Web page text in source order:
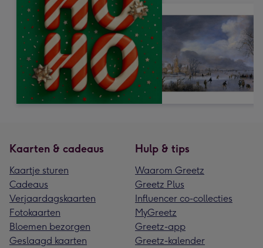
Kaarten & cadeaus
Kaartje sturen
Cadeaus
Verjaardagskaarten
Fotokaarten
Bloemen bezorgen
Geslaagd kaarten
Hulp & tips
Waarom Greetz
Greetz Plus
Influencer co-collecties
MyGreetz
Greetz-app
Greetz-kalender